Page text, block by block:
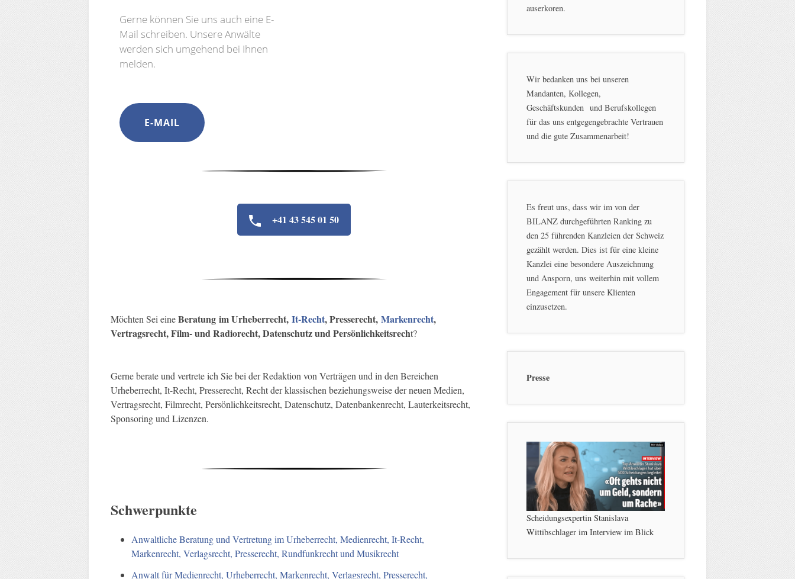
Gerne können Sie uns auch eine E-
Mail schreiben. Unsere Anwälte
werden sich umgehend bei Ihnen
melden.
E-MAIL
+41 43 545 01 50
Möchten Sei eineBeratung im Urheberrecht, It-Recht, Presserecht, Markenrecht,
Vertragsrecht, Film- und Radiorecht, Datenschutz und Persönlichkeitsrecht?
Gerne berate und vertrete ich Sie bei der Redaktion von Verträgen und in den Bereichen
Urheberrecht, It-Recht, Presserecht, Recht der klassischen beziehungsweise der neuen Medien,
Vertragsrecht, Filmrecht, Persönlichkeitsrecht, Datenschutz, Datenbankenrecht, Lauterkeitsrecht,
Sponsoring und Lizenzen.
Schwerpunkte
Anwaltliche Beratung und Vertretung im Urheberrecht, Medienrecht, It-Recht,
Markenrecht, Verlagsrecht, Presserecht, Rundfunkrecht und Musikrecht
Anwalt für Medienrecht, Urheberrecht, Markenrecht, Verlagsrecht, Presserecht,
auserkoren.
Wir bedanken uns bei unseren
Mandanten, Kollegen,
Geschäftskunden und Berufskollegen
für das uns entgegengebrachte Vertrauen
und die gute Zusammenarbeit!
Es freut uns, dass wir im von der
BILANZ durchgeführten Ranking zu
den 25 führenden Kanzleien der Schweiz
gezählt werden. Dies ist für eine kleine
Kanzlei eine besondere Auszeichnung
und Ansporn, uns weiterhin mit vollem
Engagement für unsere Klienten
einzusetzen.
Presse
Scheidungsexpertin Stanislava
Wittibschlager im Interview im Blick